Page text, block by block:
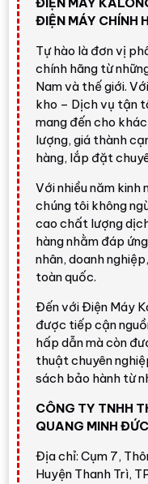
Máy giặt Aqua
nhóm máy giặt lồng
dùng cần một chiếc
nghệ chăm sóc vải và
đa 1400 vòng/phút,
sau khi giặt, phù hợp
đình có không gian
Model này nổi bật với
Pillow
Steam Wash
ABT, Smart Dual
Đây là cấu hình hợp lý
trẻ, người ở căn hộ
cửa trên sang máy
sợi vải tốt hơn.
Đánh giá
Kalong
Aqua AQD-A852J
nghệ thường thấy
nước Steam Wash ,
ĐIỆN MÁY CHÍNH
Tự hào là đơn vị
chính hãng từ
Nam và thế giới.
kho – Dịch vụ tận
mang đến cho
lượng, giá thành
hàng, lắp đặt
Với nhiều năm kinh
chúng tôi không
cao chất lượng
hàng nhằm đáp
nhân, doanh
toàn quốc.
Đến với Điện Máy
được tiếp cận
hấp dẫn mà còn
thuật chuyên
sách bảo hành từ
CÔNG TY TNHH
QUANG MINH ĐỨC
Địa chỉ: Cụm 7,
Huyện Thanh Trì,